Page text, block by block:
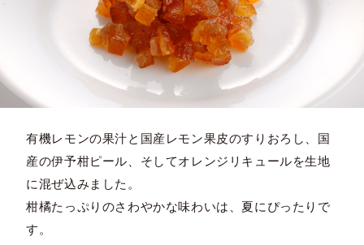
有機レモンの果汁と国産レモン果皮のすりおろし、国
産の伊予柑ピール、そしてオレンジリキュールを生地
に混ぜ込みました。
柑橘たっぷりのさわやかな味わいは、夏にぴったりで
す。